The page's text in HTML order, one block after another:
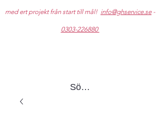
med ert projekt från start till mål! info@ghservice.se-
0303-226880
Sök produkter